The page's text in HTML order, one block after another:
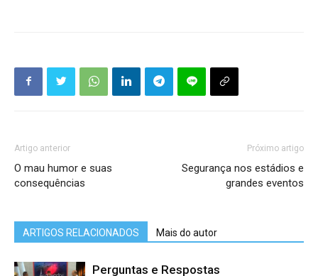
Artigo anterior
O mau humor e suas
consequências
Próximo artigo
Segurança nos estádios e
grandes eventos
ARTIGOS RELACIONADOS Mais do autor
Perguntas e Respostas